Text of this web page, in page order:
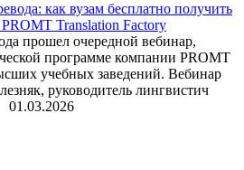
как вузам бесплатно получить
Translation Factory
прошел очередной вебинар,
программе компании PROMT
учебных заведений. Вебинар
руководитель лингвистич
01.03.2026